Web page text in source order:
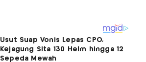
Usut Suap Vonis Lepas CPO,
Kejagung Sita 130 Helm hingga 12
Sepeda Mewah